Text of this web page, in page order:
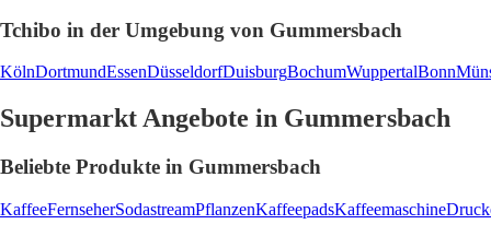
Tchibo in der Umgebung von Gummersbach
KölnDortmundEssenDüsseldorfDuisburgBochumWuppertalBonn
Supermarkt Angebote in Gummersbach
Beliebte Produkte in Gummersbach
KaffeeFernseherSodastreamPflanzenKaffeepadsKaffeemaschine